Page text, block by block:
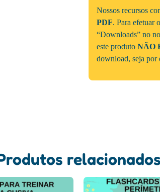
Nossos recursos
PDF. Para efetuar o
“Downloads” no
este produto NÃO
download, seja por
relacionados